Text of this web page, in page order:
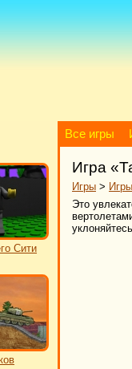
Все игры
Сити
Игра
Игры >
Это